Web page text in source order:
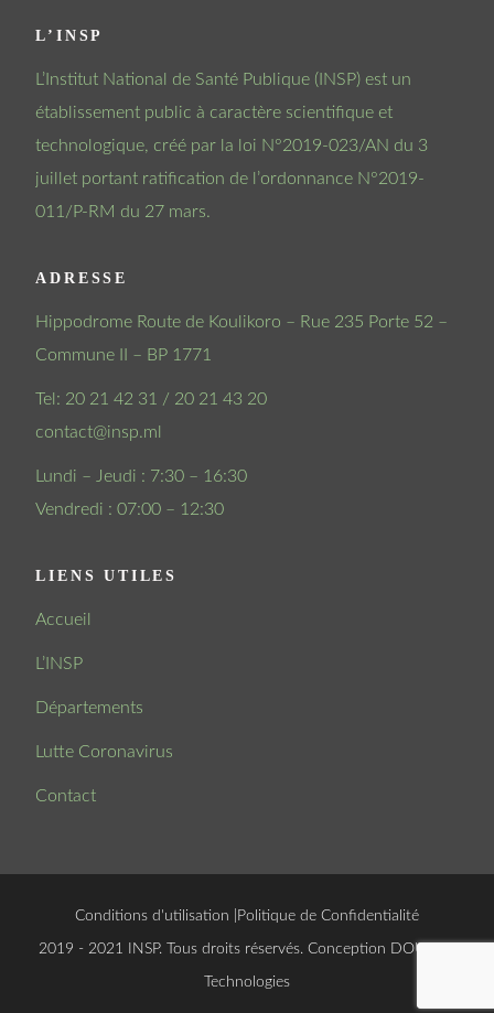
L’INSP
L’Institut National de Santé Publique (INSP) est un
établissement public à caractère scientifique et
technologique, créé par la loi N°2019-023/AN du 3
juillet portant ratification de l’ordonnance N°2019-
011/P-RM du 27 mars.
ADRESSE
Hippodrome Route de Koulikoro – Rue 235 Porte 52 –
Commune II – BP 1771
Tel: 20 21 42 31 / 20 21 43 20
contact@insp.ml
Lundi – Jeudi : 7:30 – 16:30
Vendredi : 07:00 – 12:30
LIENS UTILES
Accueil
L’INSP
Départements
Lutte Coronavirus
Contact
Conditions d'utilisation Politique de Confidentialité
© 2019 - 2021 INSP. Tous droits réservés. Conception DOUCSOFT
Technologies